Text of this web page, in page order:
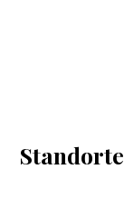
Standorte